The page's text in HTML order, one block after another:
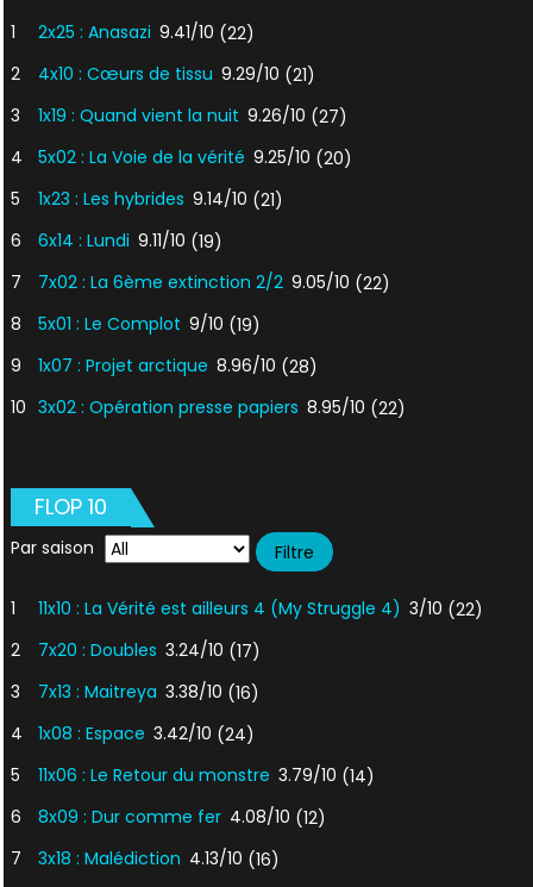
1 2x25 : Anasazi 9.41/10 (22)
2
4x10 : Cœurs de tissu 9.29/10 (21)
3
1x19 : Quand vient la nuit 9.26/10 (27)
4
5x02 : La Voie de la vérité 9.25/10 (20)
5
1x23 : Les hybrides 9.14/10 (21)
6
6x14 : Lundi 9.11/10 (19)
7
7x02 : La 6ème extinction 2/2 9.05/10 (22)
8
5x01 : Le Complot 9/10 (19)
9
1x07 : Projet arctique 8.96/10 (28)
10 3x02 : Opération presse papiers 8.95/10 (22)
FLOP 10
Par saison
1 11x10 : La Vérité est ailleurs 4 (My Struggle 4) 3/10 (22)
2
7x20 : Doubles 3.24/10 (17)
3
7x13 : Maitreya 3.38/10 (16)
4
1x08 : Espace 3.42/10 (24)
5
11x06 : Le Retour du monstre 3.79/10 (14)
6
8x09 : Dur comme fer 4.08/10 (12)
7
3x18 : Malédiction 4.13/10 (16)